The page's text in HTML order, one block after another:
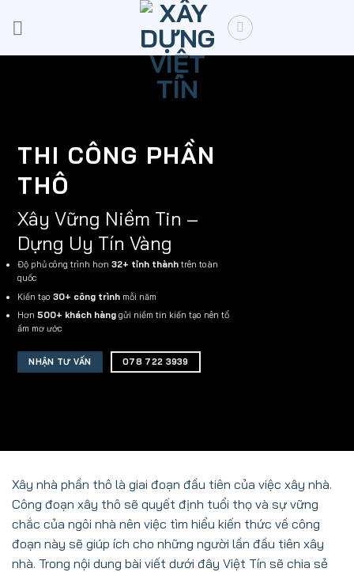
THI CÔNG PHẦN
THÔ
Xây Vững Niềm Tin –
Dựng Uy Tín Vàng
Độ phủ công trình hơn32+ tỉnh thành trên toàn
quốc
Kiến tạo30+ công trình mỗi năm
Hơn500+ khách hàng gửi niềm tin kiến tạo nên tổ
ấm mơ ước
NHẬN TƯ VẤN 078 722 3939
Xây nhà phần thô là giai đoạn đầu tiên của việc xây nhà.
Công đoạn xây thô sẽ quyết định tuổi thọ và sự vững
chắc của ngôi nhà nên việc tìm hiểu kiến thức về công
đoạn này sẽ giúp ích cho những người lần đầu tiên xây
nhà. Trong nội dung bài viết dưới đây Việt Tín sẽ chia sẻ